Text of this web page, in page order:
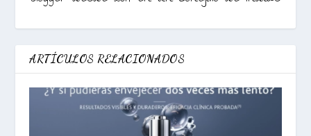
ARTÍCULOS RELACIONADOS